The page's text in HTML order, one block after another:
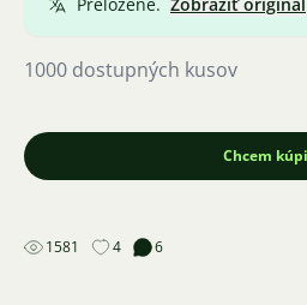
1000 dostupných kusov
Chcem
1581 4 6